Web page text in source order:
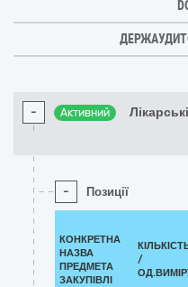
- Активний
- Позиції
КОНКРЕТНА
НАЗВА
ПРЕДМЕТА
ЗАКУПІВЛІ
/